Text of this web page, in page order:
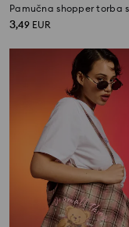
3,49 EUR